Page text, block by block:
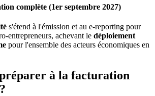
complète (1er septembre 2027)
s'étend à l'émission et au e-reporting pour
entrepreneurs, achevant le déploiement
pour l'ensemble des acteurs économiques en
à la facturation